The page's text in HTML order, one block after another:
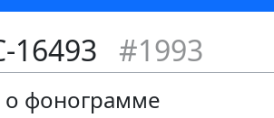
16493 #1993
фонограмме